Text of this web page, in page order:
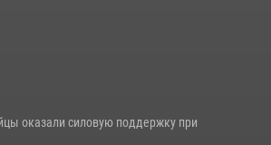
оказали силовую поддержку при